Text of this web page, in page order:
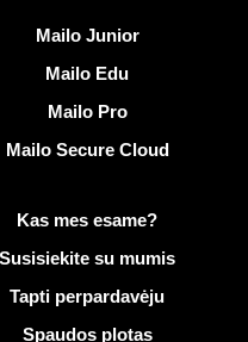
Mailo Junior
Mailo Edu
Mailo Pro
Mailo Secure Cloud
apie Mailo
Kas mes esame?
Susisiekite su mumis
Tapti perpardavėju
Spaudos plotas